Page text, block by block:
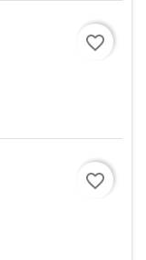
favorite_border
favorite_border